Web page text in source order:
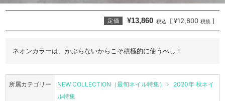
定価 ¥13,860 税込 [ ¥12,600 税抜 ]
ネオンカラーは、かぶらないからこそ積極的に使うべし！
所属カテゴリー NEW COLLECTION（最旬ネイル特集）
2020年 秋ネイ
ル特集